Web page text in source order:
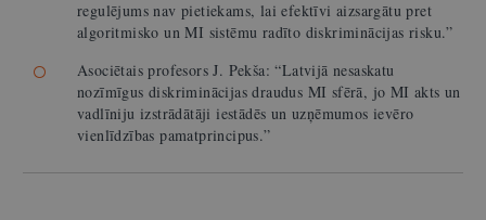
regulējums nav pietiekams, lai efektīvi aizsargātu pret
algoritmisko un MI sistēmu radīto diskriminācijas risku.”
Asociētais profesors J. Pekša: “Latvijā nesaskatu
nozīmīgus diskriminācijas draudus MI sfērā, jo MI akts un
vadlīniju izstrādātāji iestādēs un uzņēmumos ievēro
vienlīdzības pamatprincipus.”